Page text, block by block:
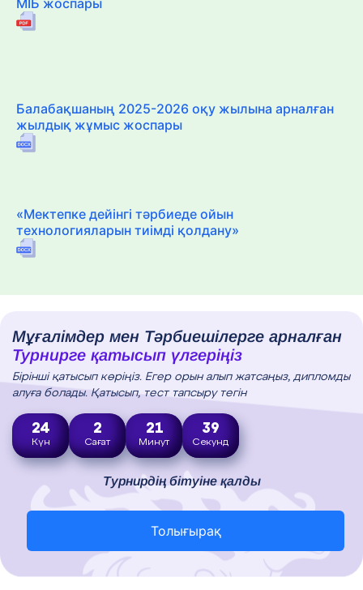
Балабақшаның 2025-2026 оқу жылына арналған
жылдық жұмыс жоспары
«Мектепке дейінгі тәрбиеде ойын
технологияларын тиімді қолдану»
Мұғалімдер мен Тәрбиешілерге арналған
Турнирге қатысып үлгеріңіз
Бірінші қатысып көріңіз. Егер орын алып жатсаңыз, дипломды
алуға болады. Қатысып, тест тапсыру тегін
24
Күн
2
Сағат
21
Минут
38
Секунд
Турнирдің бітуіне қалды
Толығырақ